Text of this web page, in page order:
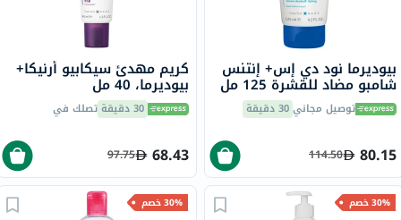
بيوديرما نود دي إس+ إنتنس
شامبو مضاد للقشرة 125 مل
توصيل مجاني30 دقيقة
80.15
114.50
كريم مهدئ سيكابيو أرنيكا+
بيوديرما، 40 مل
30 دقيقة تصلك في
68.43
97.75
30% خصم 30% خصم